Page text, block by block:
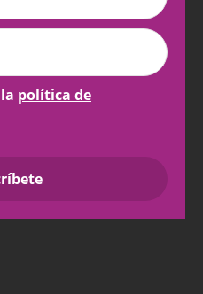
política de